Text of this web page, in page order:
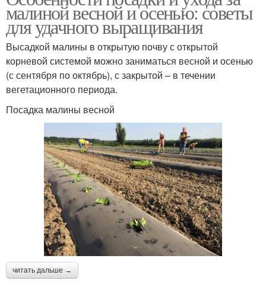
малиной весной и осенью: советы
для удачного выращивания
Высадкой малины в открытую почву с открытой
корневой системой можно заниматься весной и осенью
(с сентября по октябрь), с закрытой – в течении
вегетационного периода.
Посадка малины весной
читать дальше →